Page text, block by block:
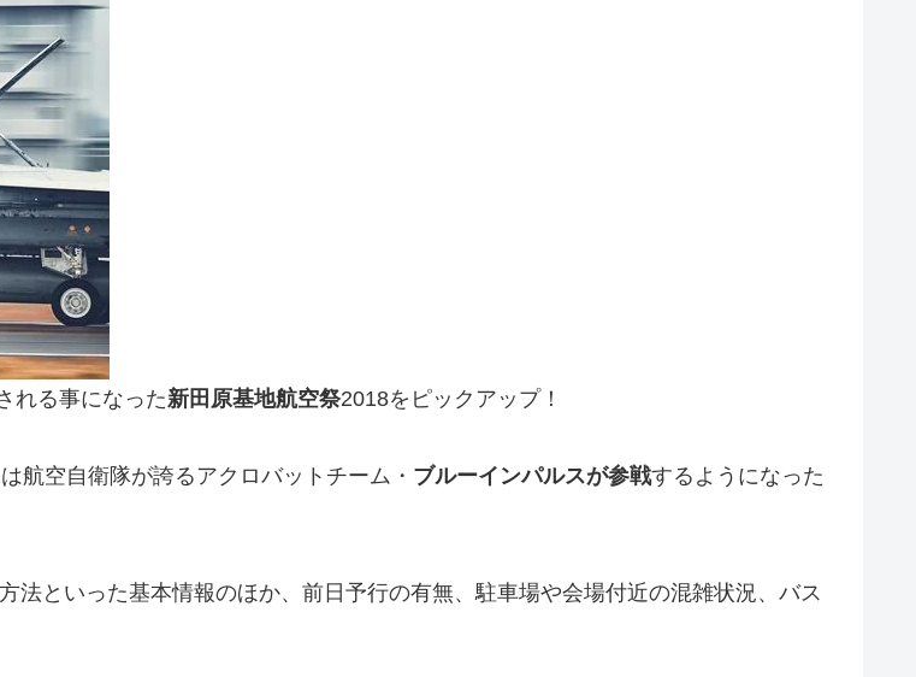
れる事になった新田原基地航空祭2018をピックアップ！
航空自衛隊が誇るアクロバットチーム・ ブルーインパルスが参戦するようになった
法といった基本情報のほか、前日予行の有無、駐車場や会場付近の混雑状況、バス